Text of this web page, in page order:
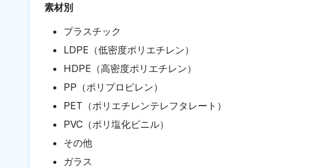
素材別
プラスチック
LDPE（低密度ポリエチレン）
HDPE（高密度ポリエチレン）
PP（ポリプロピレン）
PET（ポリエチレンテレフタレート）
PVC（ポリ塩化ビニル）
その他
ガラス